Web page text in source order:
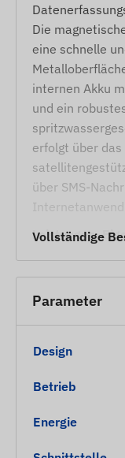
Die
eine schnelle
internen Akku
und ein
erfolgt über das
über SMS-
Leistungen,
Netzwerke
oder Software
Beliebiges
Vollständige
Parameter
Design
Betrieb
Energie